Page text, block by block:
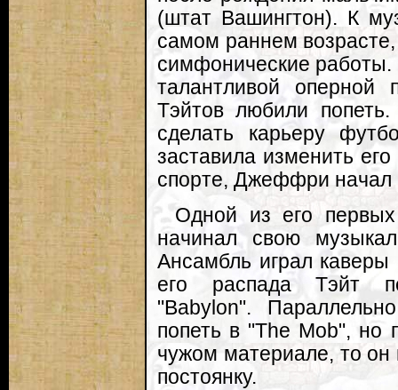
(штат Вашингтон). К
самом раннем
симфонические работы.
талантливой
Тэйтов любили
сделать карьеру
заставила изменить
спорте, Джеффри начал
Одной из его
начинал свою
Ансамбль играл каверы
его распада Тэйт
"Babylon".
попеть в "The Mob", но
чужом материале, то он
постоянку.